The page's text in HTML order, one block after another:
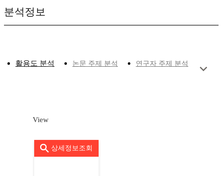
분석정보
활용도 분석 논문 주제 분석 연구자 주제 분석
View
상세정보조회